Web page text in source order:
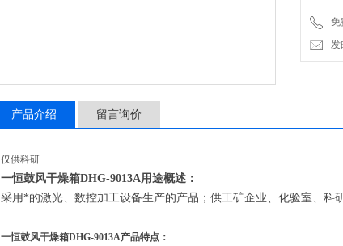
免
发
产品介绍 留言询价
仅供科研
一恒鼓风干燥箱DHG-9013A用途概述：
采用*的激光、数控加工设备生产的产品；供工矿企业、化验室、科
一恒鼓风干燥箱DHG-9013A产品特点：